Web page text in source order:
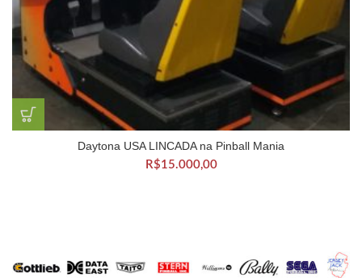
Daytona USA LINCADA na Pinball Mania
R$15.000,00